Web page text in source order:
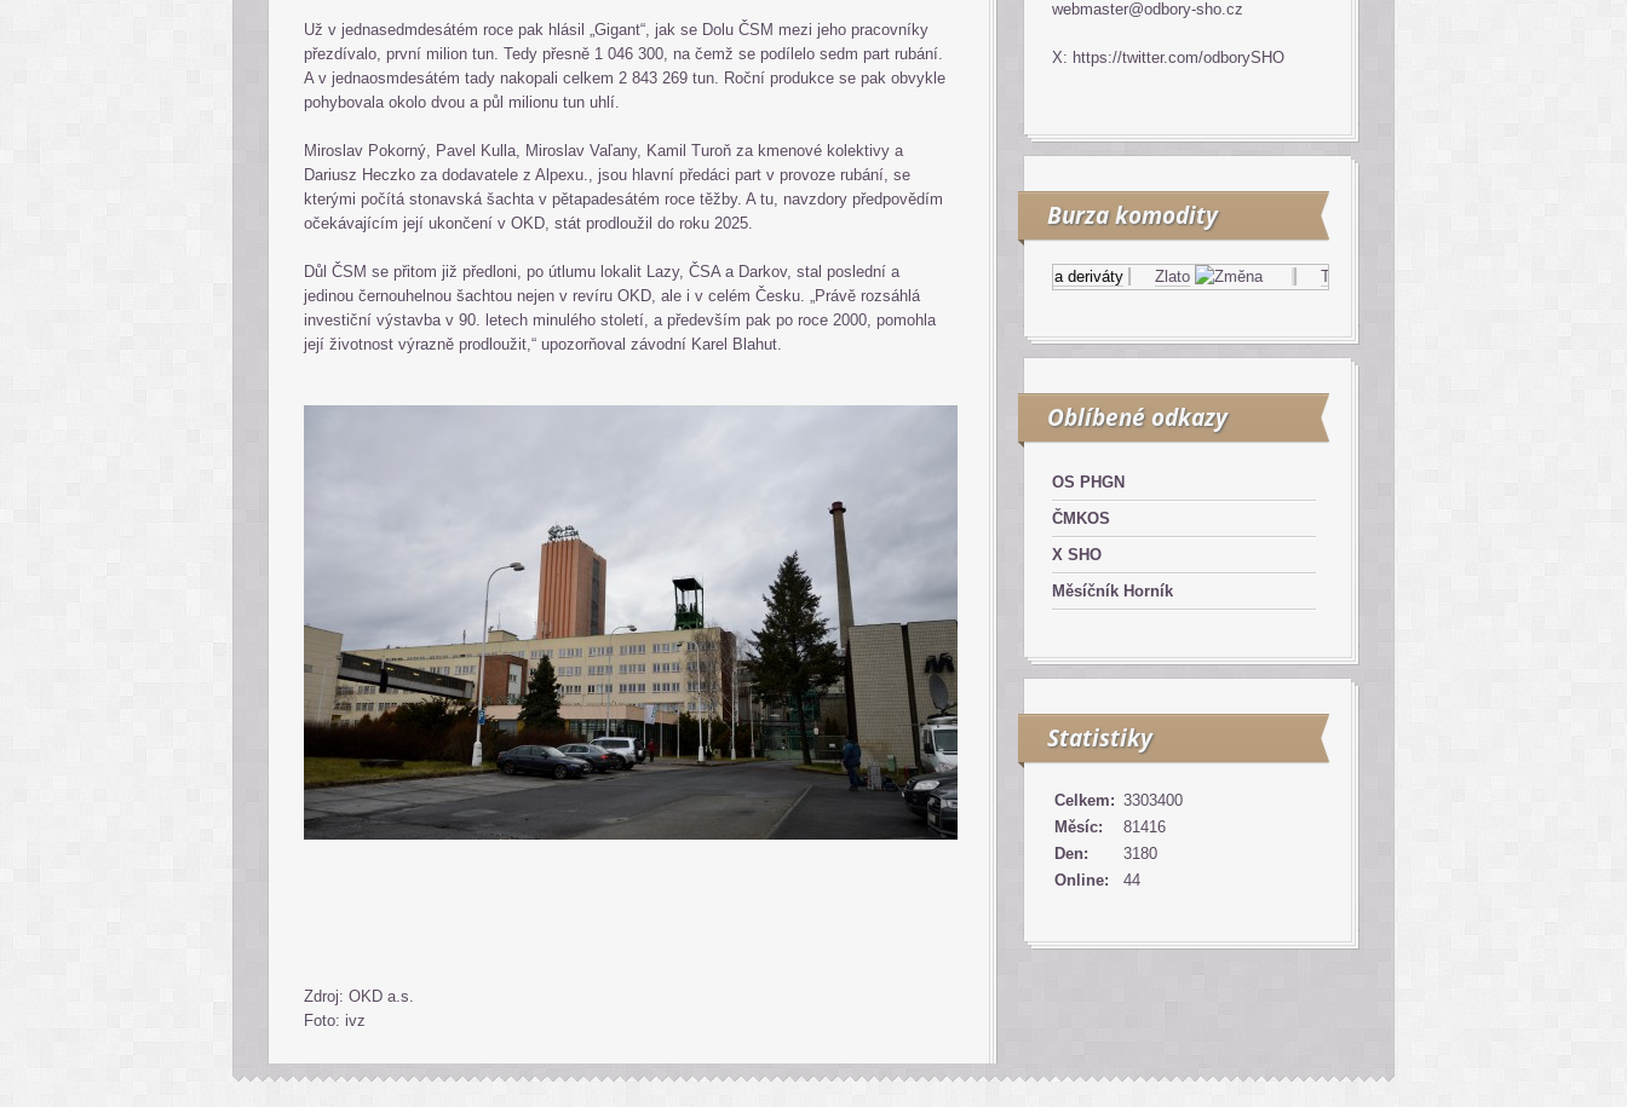
Už v jednasedmdesátém roce pak hlásil „Gigant“, jak se Dolu ČSM mezi jeho pracovníky
přezdívalo, první milion tun. Tedy přesně 1 046 300, na čemž se podílelo sedm part rubání.
A v jednaosmdesátém tady nakopali celkem 2 843 269 tun. Roční produkce se pak obvykle
pohybovala okolo dvou a půl milionu tun uhlí.
Miroslav Pokorný, Pavel Kulla, Miroslav Vaľany, Kamil Turoň za kmenové kolektivy a
Dariusz Heczko za dodavatele z Alpexu., jsou hlavní předáci part v provoze rubání, se
kterými počítá stonavská šachta v pětapadesátém roce těžby. A tu, navzdory předpovědím
očekávajícím její ukončení v OKD, stát prodloužil do roku 2025.
Důl ČSM se přitom již předloni, po útlumu lokalit Lazy, ČSA a Darkov, stal poslední a
jedinou černouhelnou šachtou nejen v revíru OKD, ale i v celém Česku. „Právě rozsáhlá
investiční výstavba v 90. letech minulého století, a především pak po roce 2000, pomohla
její životnost výrazně prodloužit,“ upozorňoval závodní Karel Blahut.
Zdroj: OKD a.s.
Foto: ivz
webmaster@odbory-sho.cz
X: https://twitter.com/odborySHO
Burza komodity
Kurzy.cz Komodity a deriváty Zlato Topný olej
Oblíbené odkazy
OS PHGN
ČMKOS
X SHO
Měsíčník Horník
Statistiky
Online: 44
Celkem: 3303400
Měsíc:
81416
Den:
3180